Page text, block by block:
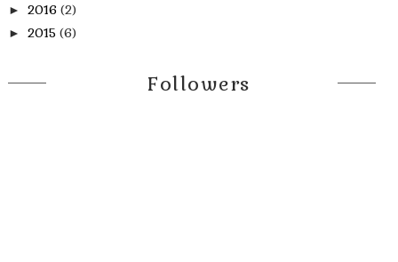
► 2016 (2)
► 2015 (6)
Followers